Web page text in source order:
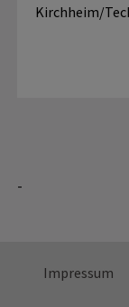
Kirchheim/
-
Impressum